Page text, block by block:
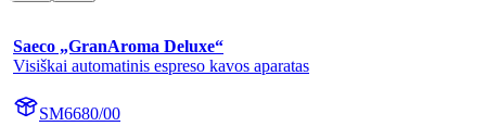
Saeco „GranAroma Deluxe“
Visiškai automatinis espreso kavos aparatas
SM6680/00